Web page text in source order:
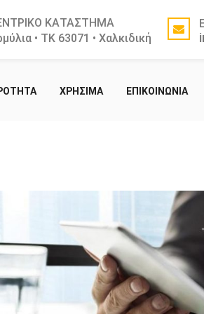
ΚΑΤΑΣΤΗΜΑ
• ΤΚ 63071 • Χαλκιδική
ΧΡΗΣΙΜΑ ΕΠΙΚΟΙΝΩΝΙΑ